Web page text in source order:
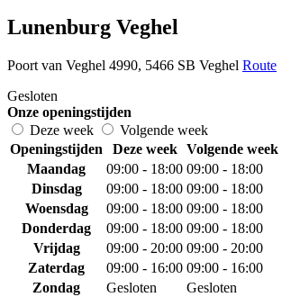
Lunenburg Veghel
Poort van Veghel 4990, 5466 SB Veghel Route
Gesloten
Onze openingstijden
Deze week
Volgende week
Openingstijden
Deze week
Volgende week
Maandag
09:00 - 18:00 09:00 - 18:00
Dinsdag
09:00 - 18:00 09:00 - 18:00
Woensdag
09:00 - 18:00 09:00 - 18:00
Donderdag
09:00 - 18:00 09:00 - 18:00
Vrijdag
09:00 - 20:00 09:00 - 20:00
Zaterdag
09:00 - 16:00 09:00 - 16:00
Zondag
Gesloten
Gesloten